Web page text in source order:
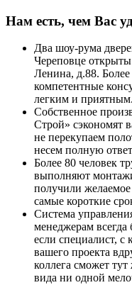
Нам есть, чем Вас
Два шоу-рума
Череповце
Ленина, д.88.
компетентные
легким и приятным.
Собственное
Строй» сэкономят
не перекупаем
несем полную
Более 80 человек
выполняют
получили
самые короткие
Система
менеджерам
если специалист,
вашего проекта
коллега сможет тут
вида ни одной